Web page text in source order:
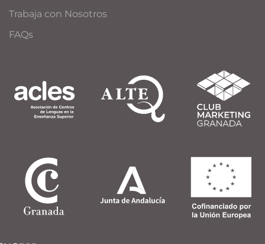
Trabaja con Nosotros
FAQs